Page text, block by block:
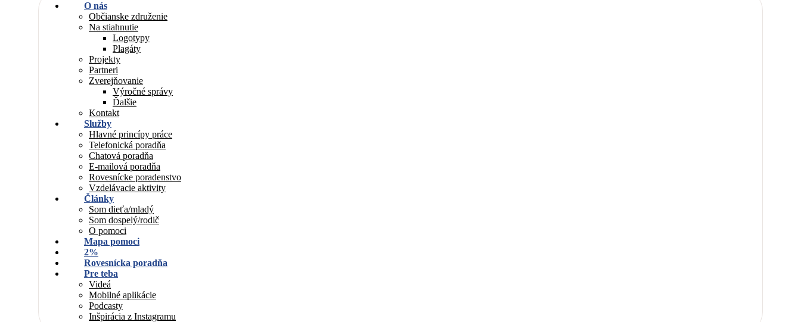
O nás
Občianske združenie
Na stiahnutie
Logotypy
Plagáty
Projekty
Partneri
Zverejňovanie
Výročné správy
Ďalšie
Kontakt
Služby
Hlavné princípy práce
Telefonická poradňa
Chatová poradňa
E-mailová poradňa
Rovesnícke poradenstvo
Vzdelávacie aktivity
Články
Som dieťa/mladý
Som dospelý/rodič
O pomoci
Mapa pomoci
2%
Rovesnícka poradňa
Pre teba
Videá
Mobilné aplikácie
Podcasty
Inšpirácia z Instagramu